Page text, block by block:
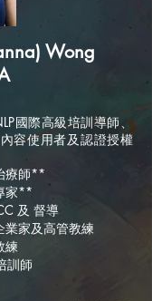
Wong
國際高級培訓導師、
容使用者及認證授權
療師**
家**
及 督導
業家及高管教練
練
訓師